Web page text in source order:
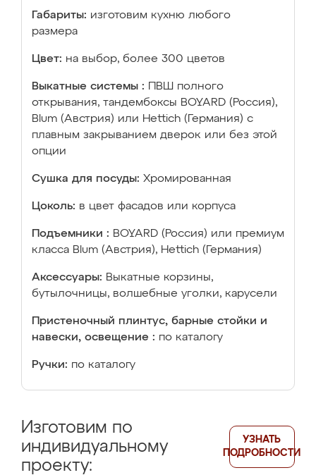
Габариты: изготовим кухню любого
размера
Цвет: на выбор, более 300 цветов
Выкатные системы :
ПВШ полного
открывания, тандембоксы BOYARD (Россия),
Blum (Австрия) или Hettich (Германия) с
плавным закрыванием дверок или без этой
опции
Сушка для посуды: Хромированная
Цоколь: в цвет фасадов или корпуса
Подъемники : BOYARD (Россия) или премиум
класса Blum (Австрия), Hettich (Германия)
Аксессуары: Выкатные корзины,
бутылочницы, волшебные уголки, карусели
Пристеночный плинтус, барные стойки и
навески, освещение : по каталогу
Ручки: по каталогу
Изготовим по
индивидуальному
проекту:
УЗНАТЬ
ПОДРОБНОСТИ